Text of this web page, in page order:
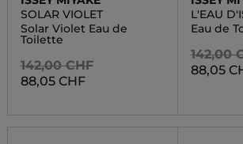
SOLAR VIOLET
Solar Violet Eau de
Toilette
142,00 CHF
88,05 CHF
L'EAU
Eau de
142,00
88,05